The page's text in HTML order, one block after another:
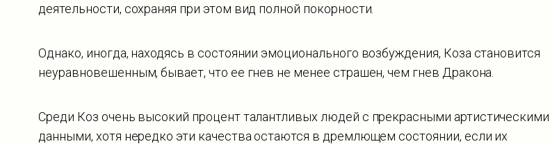
деятельности, сохраняя при этом вид полной покорности.
Однако, иногда, находясь в состоянии эмоционального возбуждения, Коза становится
неуравновешенным, бывает, что ее гнев не менее страшен, чем гнев Дракона.
Среди Коз очень высокий процент талантливых людей с прекрасными артистическими
данными, хотя нередко эти качества остаются в дремлющем состоянии, если их